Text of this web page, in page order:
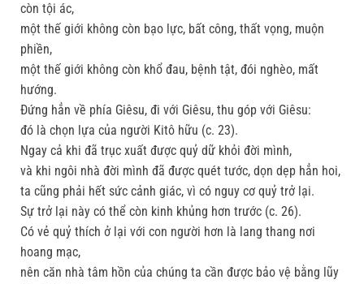
còn tội ác,
một thế giới không còn bạo lực, bất công, thất vọng, muộn
phiền,
một thế giới không còn khổ đau, bệnh tật, đói nghèo, mất
hướng.
Đứng hẳn về phía Giêsu, đi với Giêsu, thu góp với Giêsu:
đó là chọn lựa của người Kitô hữu (c. 23).
Ngay cả khi đã trục xuất được quỷ dữ khỏi đời mình,
và khi ngôi nhà đời mình đã được quét tước, dọn dẹp hẳn hoi,
ta cũng phải hết sức cảnh giác, vì có nguy cơ quỷ trở lại.
Sự trở lại này có thể còn kinh khủng hơn trước (c. 26).
Có vẻ quỷ thích ở lại với con người hơn là lang thang nơi
hoang mạc,
nên căn nhà tâm hồn của chúng ta cần được bảo vệ bằng lũy